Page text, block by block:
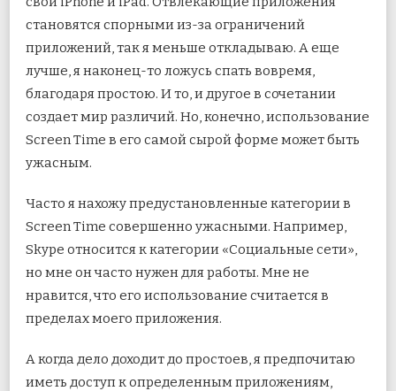
ИЗ
ЭКРАННОГО
НА
IPHONE
IPAD
становятся спорными из-за ограничений
приложений, так я меньше откладываю. А еще
лучше, я наконец-то ложусь спать вовремя,
благодаряпростою. И то, и другое в сочетании
создает мир различий. Но, конечно, использование
Screen Time в его самой сырой форме может быть
ужасным.
Часто я нахожу предустановленные категории в
Screen Time совершенно ужасными. Например,
Skype относится к категории «Социальные сети»,
но мне он часто нужен для работы. Мне не
нравится, что его использование считается в
пределах моего приложения.
А когда дело доходит до простоев, я предпочитаю
иметь доступ к определенным приложениям,